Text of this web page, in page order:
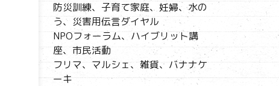
防災訓練、子育て家庭、妊婦、水の
う、災害用伝言ダイヤル
NPOフォーラム、ハイブリット講
座、市民活動
フリマ、マルシェ、雑貨、バナナケ
ーキ